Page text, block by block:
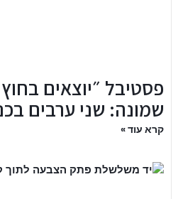
שמונה: שני ערבים
קרא עוד »